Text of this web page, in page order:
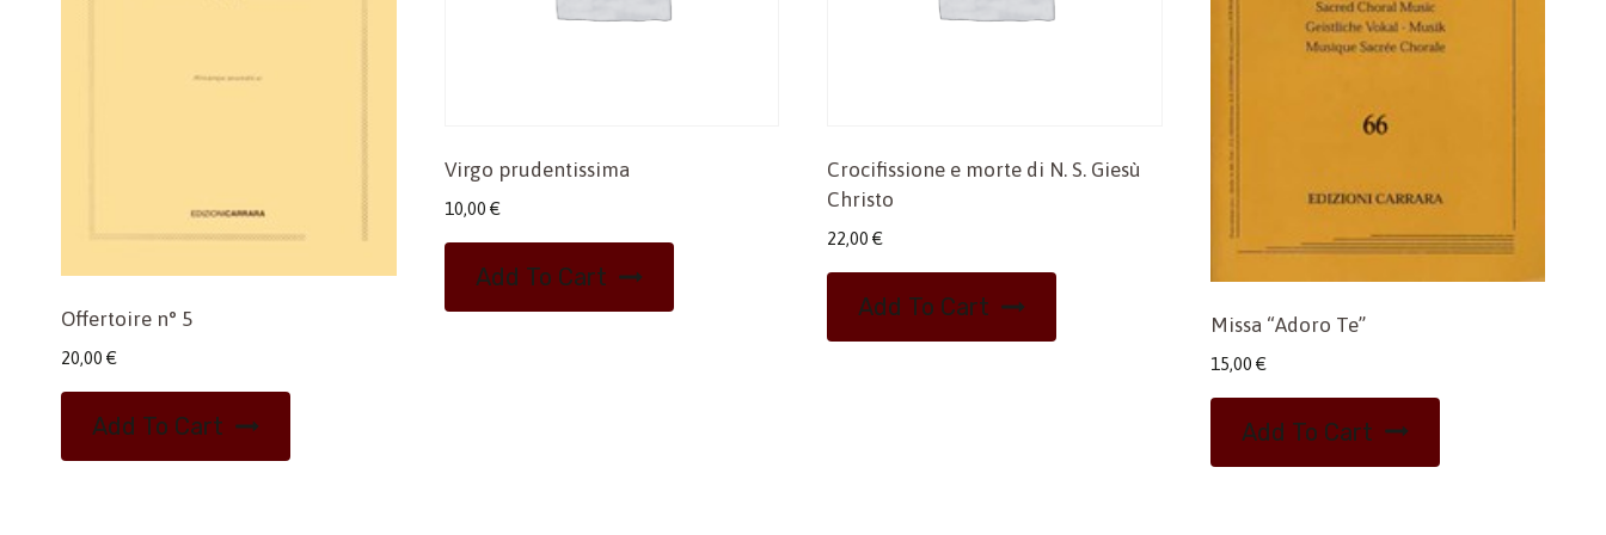
Offertoire n° 5
20,00 €
Add To Cart
Virgo prudentissima
10,00 €
Add To Cart
Crocifissione e morte di N. S. Giesù
Christo
22,00 €
Add To Cart
Missa “Adoro Te”
15,00 €
Add To Cart